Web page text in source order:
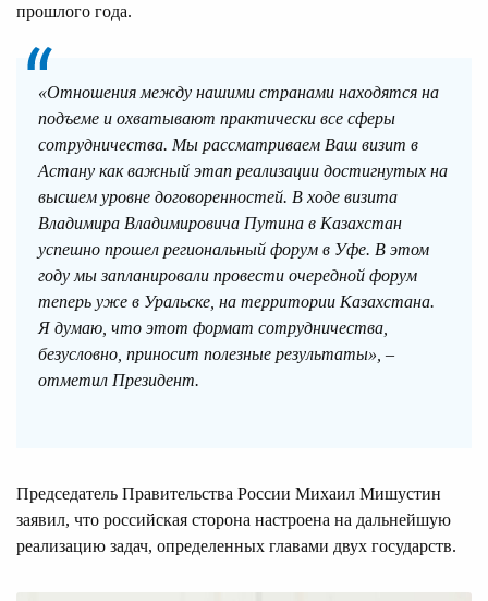
прошлого года.
«Отношения между нашими странами находятся на
подъеме и охватывают практически все сферы
сотрудничества. Мы рассматриваем Ваш визит в
Астану как важный этап реализации достигнутых на
высшем уровне договоренностей. В ходе визита
Владимира Владимировича Путина в Казахстан
успешно прошел региональный форум в Уфе. В этом
году мы запланировали провести очередной форум
теперь уже в Уральске, на территории Казахстана.
Я думаю, что этот формат сотрудничества,
безусловно, приносит полезные результаты», –
отметил Президент.
Председатель Правительства России Михаил Мишустин
заявил, что российская сторона настроена на дальнейшую
реализацию задач, определенных главами двух государств.